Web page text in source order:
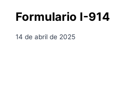
Formulario I-914
14 de abril de 2025